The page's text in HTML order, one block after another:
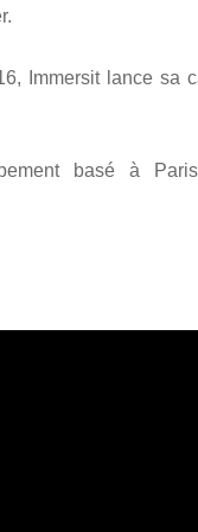
Immersit lance sa
basé à